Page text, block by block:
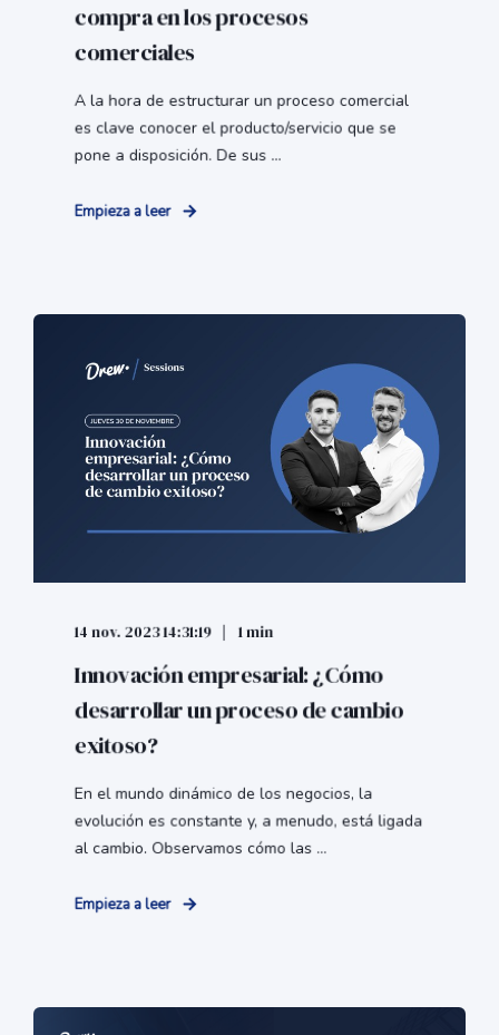
compra en los procesos
comerciales
A la hora de estructurar un proceso comercial
es clave conocer el producto/servicio que se
pone a disposición. De sus ...
Empieza a leer
14 nov. 2023 14:31:19 1 min
Innovación empresarial: ¿Cómo
desarrollar un proceso de cambio
exitoso?
En el mundo dinámico de los negocios, la
evolución es constante y, a menudo, está ligada
al cambio. Observamos cómo las ...
Empieza a leer